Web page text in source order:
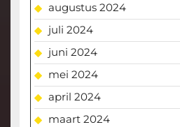
augustus 2024
juli 2024
juni 2024
mei 2024
april 2024
maart 2024